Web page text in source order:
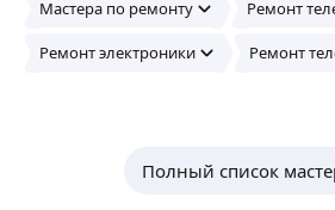
Мастера по ремонту Ремонт
Ремонт электроники Ремонт
Полный список